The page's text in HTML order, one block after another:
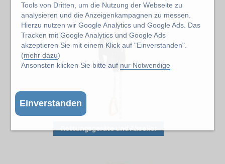
Tools von Dritten, um die Nutzung der Webseite zu
analysieren und die Anzeigenkampagnen zu messen.
Hierzu nutzen wir Google Analytics und Google Ads. Das
Tracken mit Google Analytics und Google Ads
akzeptieren Sie mit einem Klick auf "Einverstanden".
(mehr dazu)
Ansonsten klicken Sie bitte auf nur Notwendige
Einverstanden
Rettungsgeräte und Abseiler